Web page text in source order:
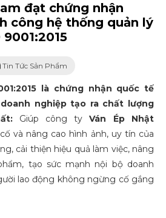
đạt chứng nhận
công hệ thống quản lý
Tin Tức Sản Phẩm
là chứng nhận quốc tế
nghiệp tạo ra chất lượng
Giúp công ty Ván Ép Nhật
và nâng cao hình ảnh, uy tín của
cải thiện hiệu quả làm việc, nâng
tạo sức mạnh nội bộ doanh
lao động không ngừng cố gắng